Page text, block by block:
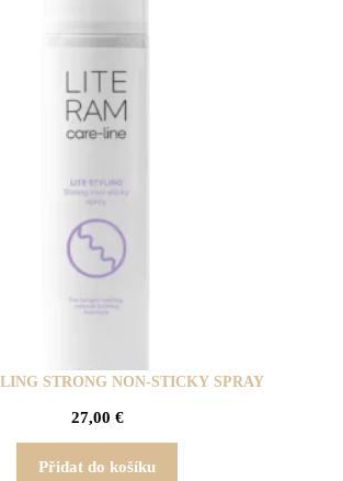
STRONG NON-STICKY SPRAY
27,00 €
Přidat do košíku